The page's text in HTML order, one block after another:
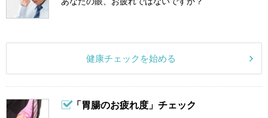
健康チェックを始める
「胃腸のお疲れ度」チェック